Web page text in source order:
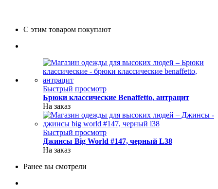
С этим товаром покупают
Быстрый просмотр
Брюки классические Benaffetto, антрацит
На заказ
Быстрый просмотр
Джинсы Big World #147, черный L38
На заказ
Ранее вы смотрели